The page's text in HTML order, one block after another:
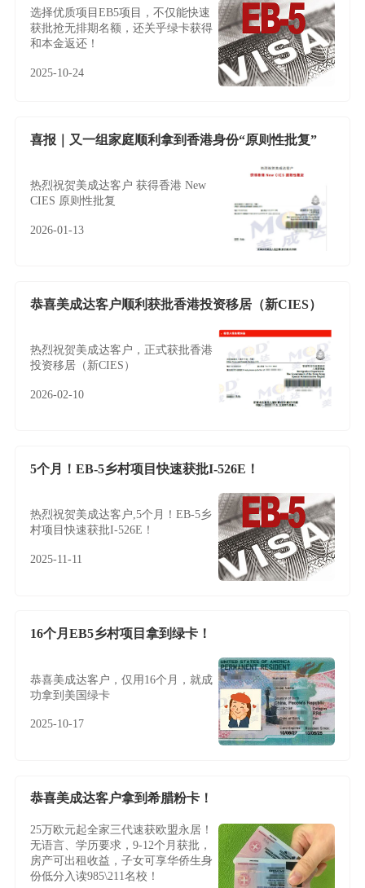
选择优质项目EB5项目，不仅能快速
获批抢无排期名额，还关乎绿卡获得
和本金返还！
2025-10-24
喜报｜又一组家庭顺利拿到香港身份“原则性批复”
热烈祝贺美成达客户 获得香港 New
CIES 原则性批复
2026-01-13
恭喜美成达客户顺利获批香港投资移居（新CIES）
热烈祝贺美成达客户，正式获批香港
投资移居（新CIES）
2026-02-10
5个月！EB-5乡村项目快速获批I-526E！
热烈祝贺美成达客户,5个月！EB-5乡
村项目快速获批I-526E！
2025-11-11
16个月EB5乡村项目拿到绿卡！
恭喜美成达客户，仅用16个月，就成
功拿到美国绿卡
2025-10-17
恭喜美成达客户拿到希腊粉卡！
25万欧元起全家三代速获欧盟永居！
无语言、学历要求，9-12个月获批，
房产可出租收益，子女可享华侨生身
份低分入读985\211名校！